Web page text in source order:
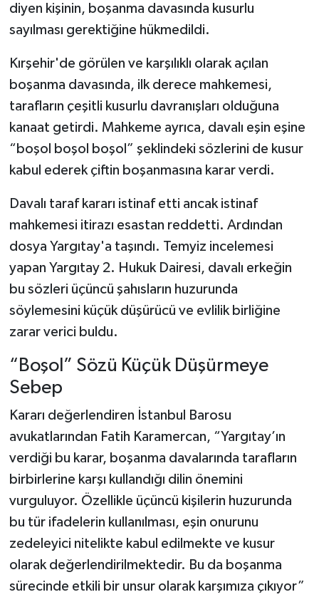
diyen kişinin, boşanma davasında kusurlu
sayılması gerektiğine hükmedildi.
Kırşehir'de görülen ve karşılıklı olarak açılan
boşanma davasında, ilk derece mahkemesi,
tarafların çeşitli kusurlu davranışları olduğuna
kanaat getirdi. Mahkeme ayrıca, davalı eşin eşine
“boşol boşol boşol” şeklindeki sözlerini de kusur
kabul ederek çiftin boşanmasına karar verdi.
Davalı taraf kararı istinaf etti ancak istinaf
mahkemesi itirazı esastan reddetti. Ardından
dosya Yargıtay'a taşındı. Temyiz incelemesi
yapan Yargıtay 2. Hukuk Dairesi, davalı erkeğin
bu sözleri üçüncü şahısların huzurunda
söylemesini küçük düşürücü ve evlilik birliğine
zarar verici buldu.
“Boşol” Sözü Küçük Düşürmeye
Sebep
Kararı değerlendiren İstanbul Barosu
avukatlarından Fatih Karamercan, “Yargıtay’ın
verdiği bu karar, boşanma davalarında tarafların
birbirlerine karşı kullandığı dilin önemini
vurguluyor. Özellikle üçüncü kişilerin huzurunda
bu tür ifadelerin kullanılması, eşin onurunu
zedeleyici nitelikte kabul edilmekte ve kusur
olarak değerlendirilmektedir. Bu da boşanma
sürecinde etkili bir unsur olarak karşımıza çıkıyor”